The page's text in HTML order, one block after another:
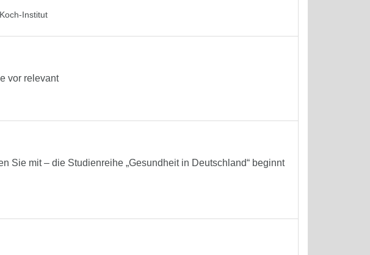
Institut
vor relevant
Sie mit – die Studienreihe „Gesundheit in Deutschland“ beginnt